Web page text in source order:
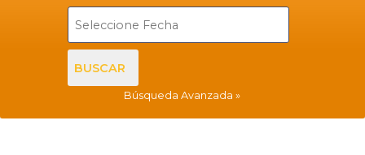
BUSCAR
Búsqueda Avanzada